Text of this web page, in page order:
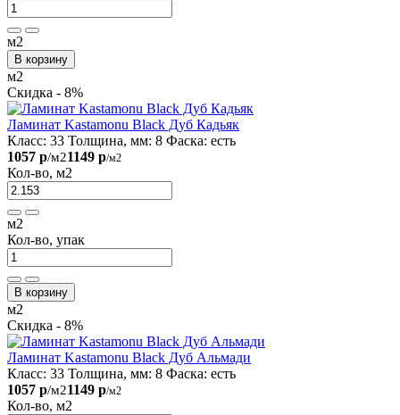
м2
В корзину
м2
Скидка - 8%
Ламинат Kastamonu Black Дуб Кадьяк
Класс: 33 Толщина, мм: 8 Фаска: есть
1057 р/м21149 р/м2
Кол-во, м2
м2
Кол-во, упак
В корзину
м2
Скидка - 8%
Ламинат Kastamonu Black Дуб Альмади
Класс: 33 Толщина, мм: 8 Фаска: есть
1057 р/м21149 р/м2
Кол-во, м2